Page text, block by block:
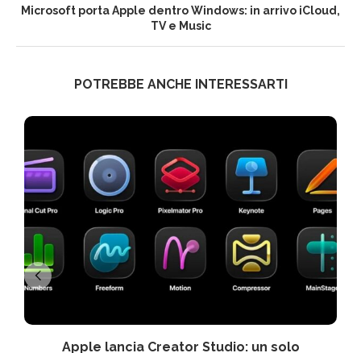
Microsoft porta Apple dentro Windows: in arrivo iCloud,
TV e Music
POTREBBE ANCHE INTERESSARTI
Apple lancia Creator Studio: un solo